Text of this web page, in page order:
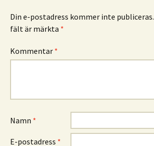
Din e-postadress kommer inte publiceras.
fält är märkta *
Kommentar *
Namn *
E-postadress *